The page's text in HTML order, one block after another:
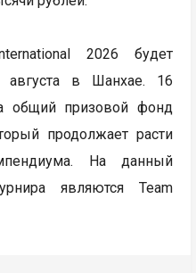
2026 будет
в Шанхае. 16
общий призовой фонд
продолжает расти
На данный
являются Team